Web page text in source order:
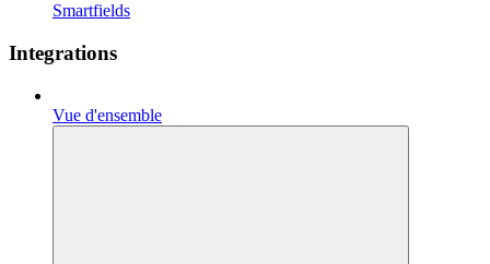
Smartfields
Integrations
Vue d'ensemble